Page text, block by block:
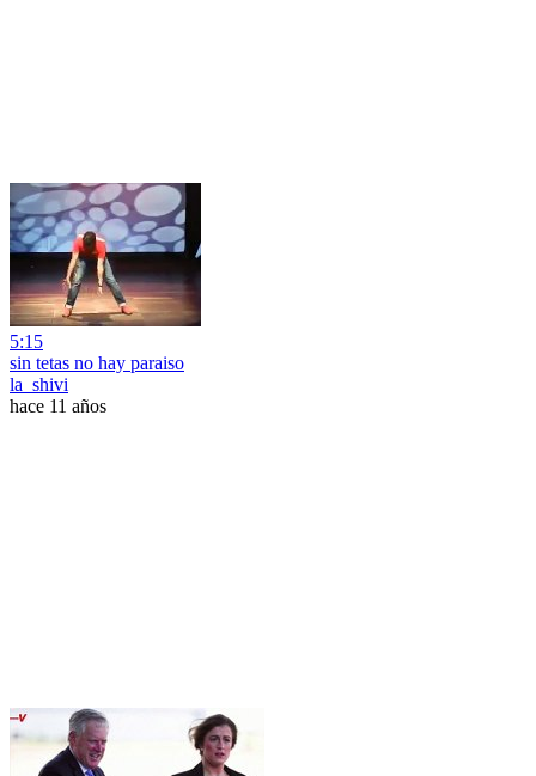
5:15
sin tetas no hay paraiso
la_shivi
hace 11 años